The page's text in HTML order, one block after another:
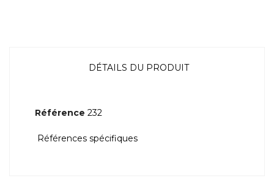
DÉTAILS DU PRODUIT
Référence 232
Références spécifiques